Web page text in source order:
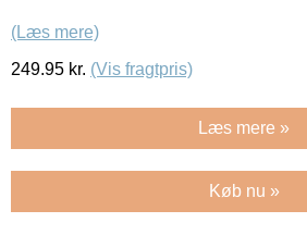
(Læs mere)
249.95 kr. (Vis fragtpris)
Læs mere »
Køb nu »